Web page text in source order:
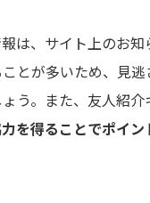
は、サイト上のお
とが多いため、見
う。また、友人紹
を得ることでポイン